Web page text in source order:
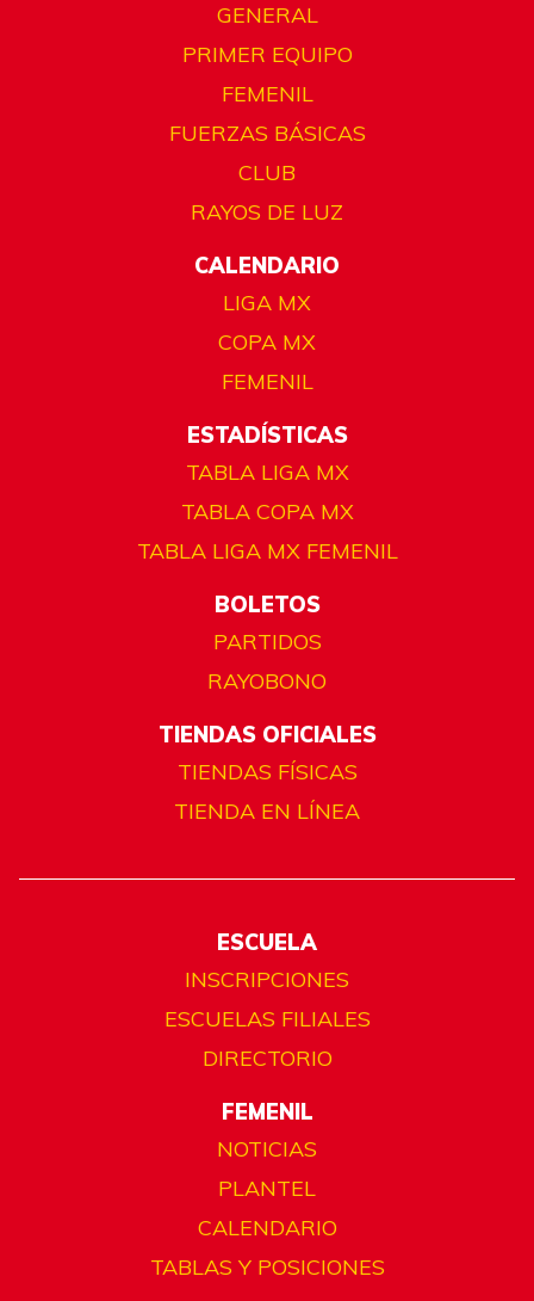
GENERAL
PRIMER EQUIPO
FEMENIL
FUERZAS BÁSICAS
CLUB
RAYOS DE LUZ
CALENDARIO
LIGA MX
COPA MX
FEMENIL
ESTADÍSTICAS
TABLA LIGA MX
TABLA COPA MX
TABLA LIGA MX FEMENIL
BOLETOS
PARTIDOS
RAYOBONO
TIENDAS OFICIALES
TIENDAS FÍSICAS
TIENDA EN LÍNEA
ESCUELA
INSCRIPCIONES
ESCUELAS FILIALES
DIRECTORIO
FEMENIL
NOTICIAS
PLANTEL
CALENDARIO
TABLAS Y POSICIONES